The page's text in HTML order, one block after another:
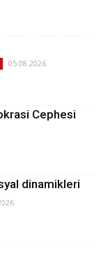
05.08.2026
Cephesi
dinamikleri